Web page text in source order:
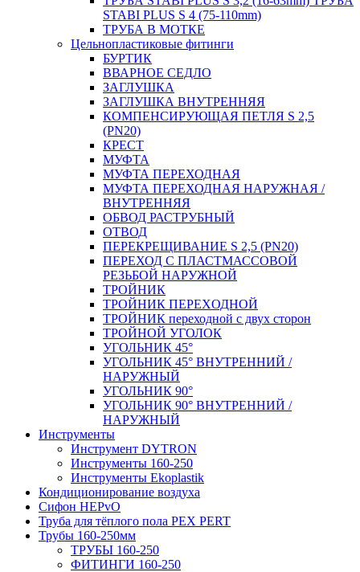
STABI PLUS S 4 (75-110mm)
ТРУБА В МОТКЕ
Цельнопластиковые фитинги
БУРТИК
ВВАРНОЕ СЕДЛО
ЗАГЛУШКА
ЗАГЛУШКА ВНУТРЕННЯЯ
КОМПЕНСИРУЮЩАЯ ПЕТЛЯ S 2,5
(PN20)
КРЕСТ
МУФТА
МУФТА ПЕРЕХОДНАЯ
МУФТА ПЕРЕХОДНАЯ НАРУЖНАЯ /
ВНУТРЕННЯЯ
ОБВОД РАСТРУБНЫЙ
ОТВОД
ПЕРЕКРЕЩИВАНИЕ S 2,5 (PN20)
ПЕРЕХОД С ПЛАСТМАССОВОЙ
РЕЗЬБОЙ НАРУЖНОЙ
ТРОЙНИК
ТРОЙНИК ПЕРЕXОДНОЙ
ТРОЙНИК переходной с двух сторон
ТРОЙНОЙ УГОЛОК
УГОЛЬНИК 45°
УГОЛЬНИК 45° ВНУТРЕННИЙ /
НАРУЖНЫЙ
УГОЛЬНИК 90°
УГОЛЬНИК 90° ВНУТРЕННИЙ /
НАРУЖНЫЙ
Инструменты
Инструмент DYTRON
Инструменты 160-250
Инструменты Ekoplastik
Кондиционирование воздуха
Сифон HEPvO
Труба для тёплого пола PEX PERT
Трубы 160-250мм
ТРУБЫ 160-250
ФИТИНГИ 160-250